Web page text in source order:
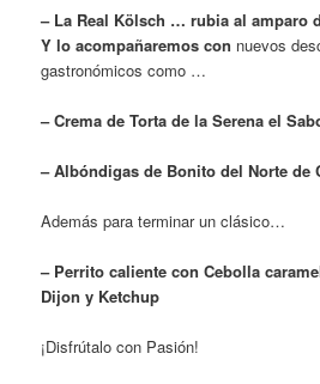
– La Real Kölsch … rubia al amparo
Y lo acompañaremos con nuevos
gastronómicos como …
– Crema de Torta de la Serena el
– Albóndigas de Bonito del Norte de
Además para terminar un clásico…
– Perrito caliente con Cebolla
Dijon y Ketchup
¡Disfrútalo con Pasión!